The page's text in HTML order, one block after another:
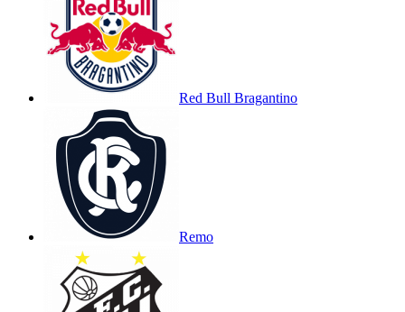
Red Bull Bragantino
Remo